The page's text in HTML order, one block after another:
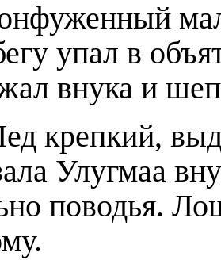
упал в
внука и
крепкий,
Улугмаа
поводья.